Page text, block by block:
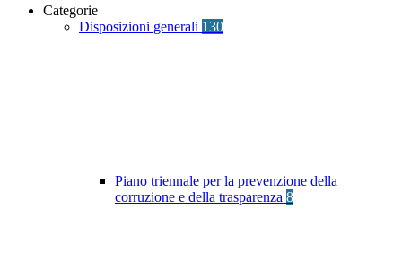
Categorie
Disposizioni generali 130
Piano triennale per la prevenzione della
corruzione e della trasparenza 8